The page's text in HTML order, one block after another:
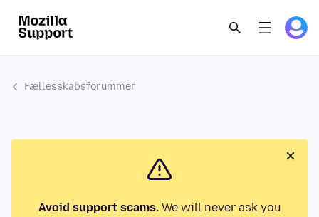
Fællesskabsforummer
Avoid support scams.We will never ask you